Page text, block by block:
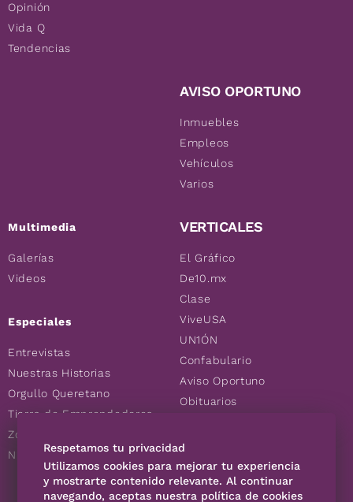
Opinión
Vida Q
Tendencias
Multimedia
Galerías
Videos
Especiales
Entrevistas
Nuestras Historias
Orgullo Queretano
Tierra de Emprendedores
Zoociales
Nuevos Queretanos
AVISO OPORTUNO
Inmuebles
Empleos
Vehículos
Varios
VERTICALES
El Gráfico
De10.mx
Clase
ViveUSA
UN1ÓN
Confabulario
Aviso Oportuno
Obituarios
Consultas
SÍGUENOS
Respetamos tu privacidad
Utilizamos cookies para mejorar tu experiencia
y mostrarte contenido relevante. Al continuar
navegando, aceptas nuestra política de cookies